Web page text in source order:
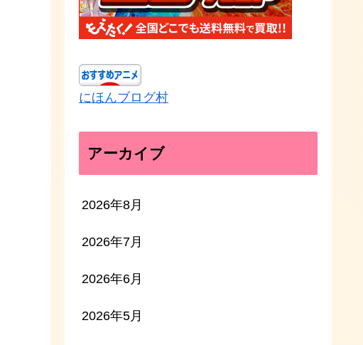
にほんブログ村
アーカイブ
2026年8月
2026年7月
2026年6月
2026年5月